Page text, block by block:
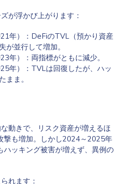
が浮かび上がります：
年）：DeFiのTVL（預かり資産
が並行して増加。
年）：両指標がともに減少。
年）：TVLは回復したが、ハッ
まま。
動きで、リスク資産が増えるほ
撃も増加。しかし2024～2025年
ッキング被害が増えず、異例の
れます：